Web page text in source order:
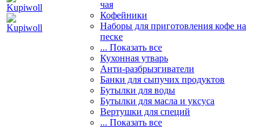
чая
Кофейники
Наборы для приготовления кофе на
песке
... Показать все
Кухонная утварь
Анти-разбрызгиватели
Банки для сыпучих продуктов
Бутылки для воды
Бутылки для масла и уксуса
Вертушки для специй
... Показать все